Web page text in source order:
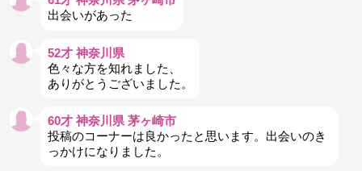
出会いがあった
52才 神奈川県
色々な方を知れました、
ありがとうございました。
60才 神奈川県 茅ヶ崎市
投稿のコーナーは良かったと思います。出会いのき
っかけになりました。